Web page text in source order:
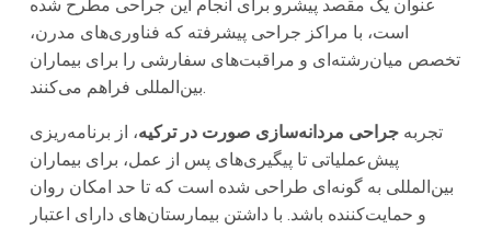
عنوان یک مقصد پیشرو برای انجام این جراحی مطرح شده
است، با مراکز جراحی پیشرفته که فناوری‌های مدرن،
تخصص میان‌رشته‌ای و مراقبت‌های سفارشی را برای بیماران
بین‌المللی فراهم می‌کنند.
تجربهجراحی مردانه‌سازی صورت در ترکیه، از برنامه‌ریزی
پیش‌عملیاتی تا پیگیری‌های پس از عمل، برای بیماران
بین‌المللی به گونه‌ای طراحی شده است که تا حد امکان روان
و حمایت‌کننده باشد. با داشتن بیمارستان‌های دارای اعتبار